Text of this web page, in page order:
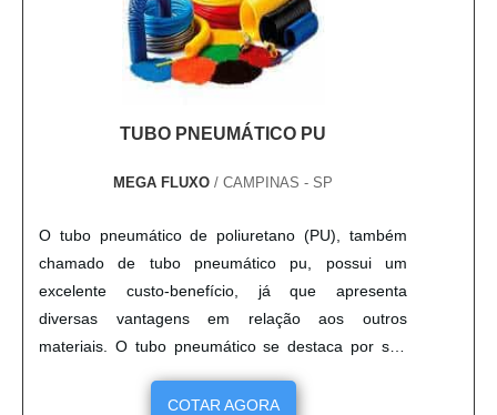
TUBO PNEUMÁTICO PU
MEGA FLUXO / CAMPINAS - SP
O tubo pneumático de poliuretano (PU), também
chamado de tubo pneumático pu, possui um
excelente custo-benefício, já que apresenta
diversas vantagens em relação aos outros
materiais. O tubo pneumático se destaca por sua
grande flexibilidade, que também ajuda a preservar
outras características, como durabilidade e
COTAR AGORA